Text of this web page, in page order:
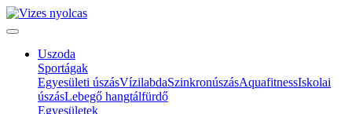
Uszoda
Sportágak
Egyesületi úszásVízilabdaSzinkronúszásAquafitnessIskolai
úszásLebegő hangtálfürdő
Egyesületek